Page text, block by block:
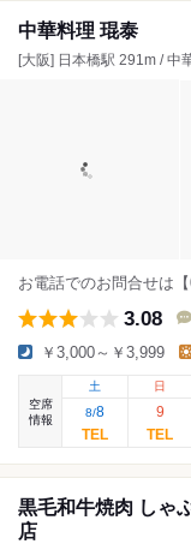
中華料理 琨泰
[大阪] 日本橋駅 291m / 中
お電話でのお問合せは
3.08
￥3,000～￥3,999
空席
情報
土
8/8
日
9
黒毛和牛焼肉 しゃ
店